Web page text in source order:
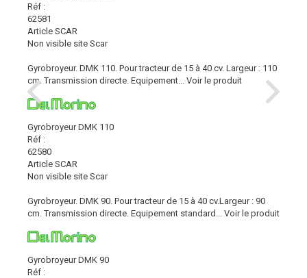
Réf :
62581
Article SCAR
Non visible site Scar
Gyrobroyeur. DMK 110. Pour tracteur de 15 à 40 cv. Largeur : 110
cm. Transmission directe. Equipement...
Voir le produit
Gyrobroyeur DMK 110
Réf :
62580
Article SCAR
Non visible site Scar
Gyrobroyeur. DMK 90. Pour tracteur de 15 à 40 cv.Largeur : 90
cm. Transmission directe. Equipement standard...
Voir le produit
Gyrobroyeur DMK 90
Réf :